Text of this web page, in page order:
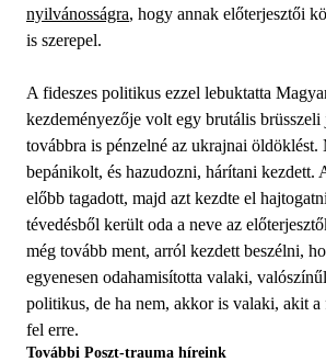
nyilvánosságra, hogy annak előterjesztői
is szerepel.
A fideszes politikus ezzel lebuktatta
kezdeményezője volt egy brutális brüsszeli
továbbra is pénzelné az ukrajnai öldöklést.
bepánikolt, és hazudozni, hárítani kezdett.
előbb tagadott, majd azt kezdte el
tévedésből került oda a neve az
még tovább ment, arról kezdett beszélni,
egyenesen odahamisította valaki,
politikus, de ha nem, akkor is valaki, akit a
fel erre.
További Poszt-trauma híreink